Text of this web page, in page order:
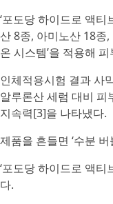
‘포도당 하이드로 액
산 8종, 아미노산 18종
온 시스템’을 적용해
인체적용시험 결과 사
알루론산 세럼 대비
지속력[3]을 나타냈다.
제품을 흔들면 ‘수분
‘포도당 하이드로 액
다.